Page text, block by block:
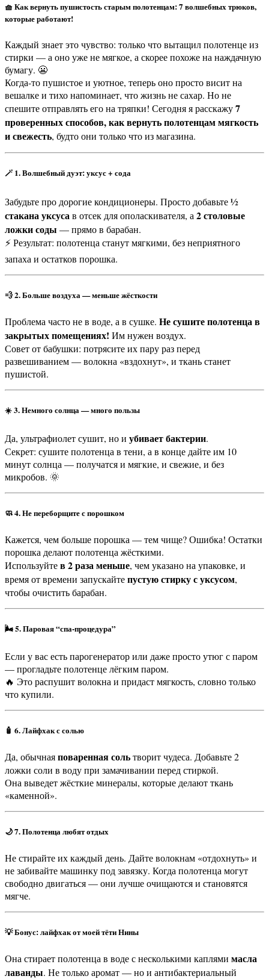
🧺 Как вернуть пушистость старым полотенцам: 7 волшебных трюков,
которые работают!
Каждый знает это чувство: только что вытащил полотенце из
стирки — а оно уже не мягкое, а скорее похоже на наждачную
бумагу. 😬
Когда-то пушистое и уютное, теперь оно просто висит на
вешалке и тихо напоминает, что жизнь не сахар. Но не
спешите отправлять его на тряпки! Сегодня я расскажу7
проверенных способов, как вернуть полотенцам мягкость
и свежесть, будто они только что из магазина.
🪄 1. Волшебный дуэт: уксус + сода
Забудьте про дорогие кондиционеры. Просто добавьте½
стакана уксуса в отсек для ополаскивателя, а 2 столовые
ложки соды — прямо в барабан.
⚡ Результат: полотенца станут мягкими, без неприятного
запаха и остатков порошка.
💨 2. Больше воздуха — меньше жёсткости
Проблема часто не в воде, а в сушке. Не сушите полотенца в
закрытых помещениях! Им нужен воздух.
Совет от бабушки: потрясите их пару раз перед
развешиванием — волокна «вздохнут», и ткань станет
пушистой.
☀️ 3. Немного солнца — много пользы
Да, ультрафиолет сушит, но и убивает бактерии.
Секрет: сушите полотенца в тени, а в конце дайте им 10
минут солнца — получатся и мягкие, и свежие, и без
микробов. 🌞
🧼 4. Не переборщите с порошком
Кажется, чем больше порошка — тем чище? Ошибка! Остатки
порошка делают полотенца жёсткими.
Используйтев 2 раза меньше, чем указано на упаковке, и
время от времени запускайтепустую стирку с уксусом,
чтобы очистить барабан.
🌬️ 5. Паровая “спа-процедура”
Если у вас есть парогенератор или даже просто утюг с паром
— прогладьте полотенце лёгким паром.
🔥 Это распушит волокна и придаст мягкость, словно только
что купили.
🧴 6. Лайфхак с солью
Да, обычнаяповаренная сольтворит чудеса. Добавьте 2
ложки соли в воду при замачивании перед стиркой.
Она выведет жёсткие минералы, которые делают ткань
«каменной».
🌙 7. Полотенца любят отдых
Не стирайте их каждый день. Дайте волокнам «отдохнуть» и
не забивайте машинку под завязку. Когда полотенца могут
свободно двигаться — они лучше очищаются и становятся
мягче.
💡 Бонус: лайфхак от моей тёти Нины
Она стирает полотенца в воде с несколькими каплями масла
лаванды. Не только аромат — но и антибактериальный